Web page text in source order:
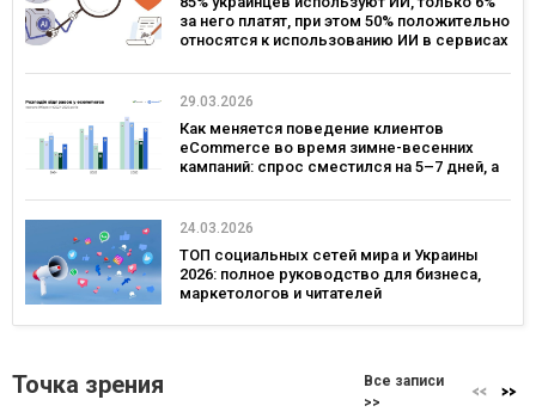
за него платят, при этом 50% положительно
относятся к использованию ИИ в сервисах
29.03.2026
Как меняется поведение клиентов
eCommerce во время зимне-весенних
кампаний: спрос сместился на 5–7 дней, а
четверг — исследование eSputnik и Inweb
24.03.2026
ТОП социальных сетей мира и Украины
2026: полное руководство для бизнеса,
маркетологов и читателей
Точка зрения
Все записи
>>